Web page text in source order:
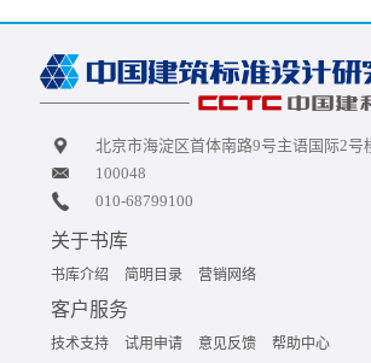
北京市海淀区首体南路9号主语国际2号
100048
010-68799100
关于书库
书库介绍 简明目录 营销网络
客户服务
技术支持 试用申请 意见反馈 帮助中心